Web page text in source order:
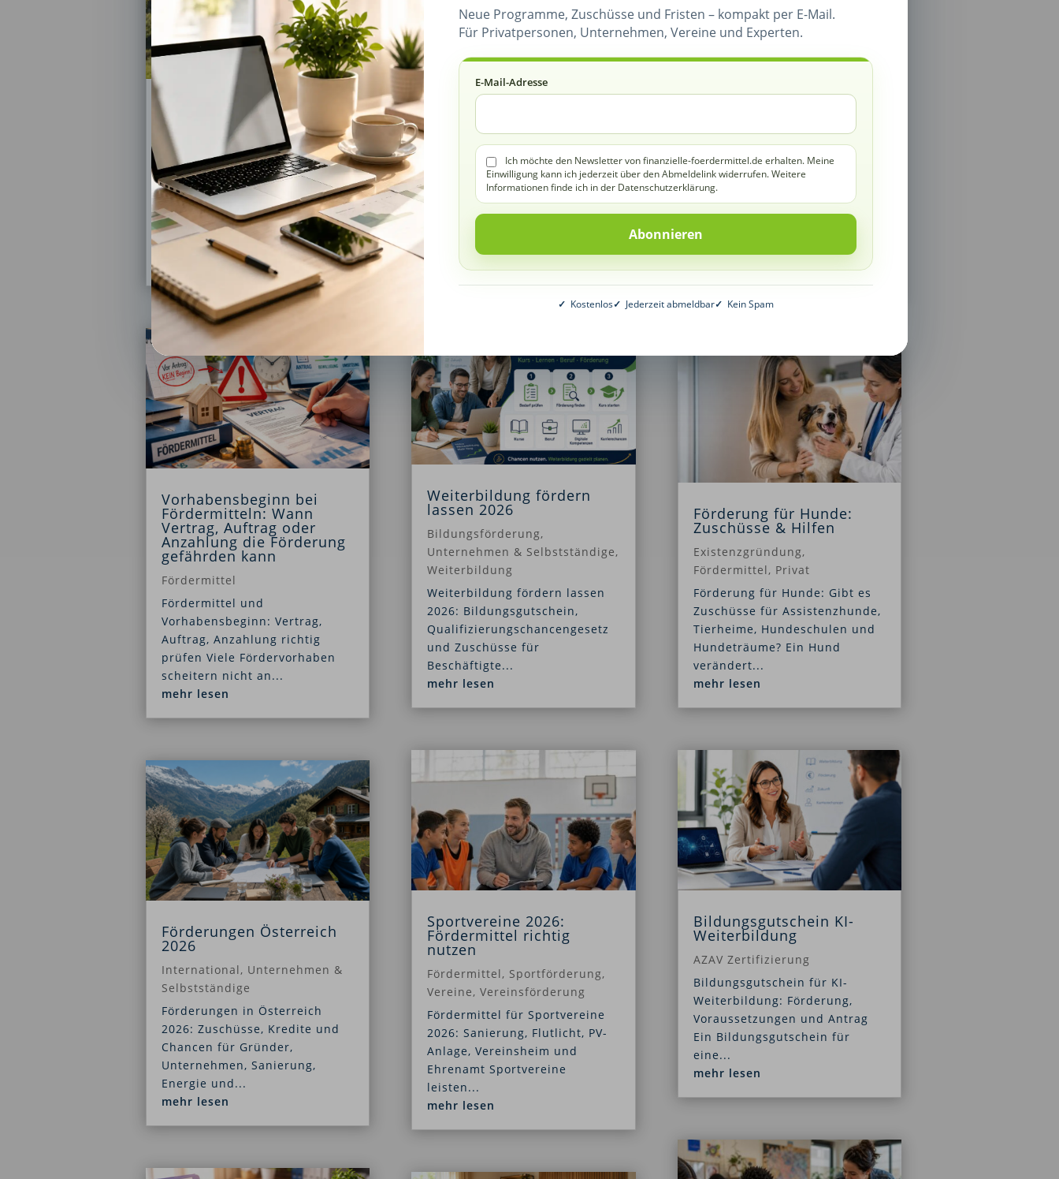
Tiny House Förderung:
KfW, BAFA & Zuschüsse
Energieeffizienz,Fördermittel,
Immobilien & Sanierung
Tiny House Förderung: Wie der
Traum vom kleinen Zuhause
finanziell möglich werden kann
Ein eigenes kleines Haus....
mehr lesen
Vorhabensbeginn bei
Fördermitteln: Wann
Vertrag, Auftrag oder
Anzahlung die Förderung
gefährden kann
Fördermittel
Fördermittel und
Vorhabensbeginn: Vertrag,
Auftrag, Anzahlung richtig
prüfen Viele Fördervorhaben
scheitern nicht an...
mehr lesen
Förderungen Österreich
2026
International, Unternehmen &
Selbstständige
Förderungen in Österreich
2026: Zuschüsse, Kredite und
Chancen für Gründer,
Unternehmen, Sanierung,
Energie und...
mehr lesen
Selbstversorgerhof
Förderung
Selbstversorgung
Unternehmen & Selbstständige
Eigener Selbstversorgerhof:
Förderungen, Finanzierung und
der Weg zum unabhängigen
Leben auf dem Land Ein
mehr lesen
Weiterbildung fördern
lassen 2026
Bildungsförderung,
Unternehmen & Selbstständige,
Weiterbildung
Weiterbildung fördern lassen
2026: Bildungsgutschein,
Qualifizierungschancengesetz
und Zuschüsse für
Beschäftigte...
mehr lesen
Sportvereine 2026:
Fördermittel richtig
nutzen
Fördermittel, Sportförderung,
Vereine,Vereinsförderung
Fördermittel für Sportvereine
2026: Sanierung, Flutlicht, PV-
Anlage, Vereinsheim und
Ehrenamt Sportvereine
leisten...
mehr lesen
Energieberatung,
Weiterbildung
Alles über Ausbildung,
Voraussetzungen und Beruf
Energieberater unterstützen
Eigentümer, Unternehmen,
Kommunen und...
Förderung für Hunde:
Zuschüsse & Hilfen
Existenzgründung,
Fördermittel, Privat
Förderung für Hunde: Gibt es
Zuschüsse für Assistenzhunde,
Tierheime, Hundeschulen und
Hundeträume? Ein Hund
verändert...
mehr lesen
Bildungsgutschein KI-
Weiterbildung
AZAV Zertifizierung
Bildungsgutschein für KI-
Weiterbildung: Förderung,
Voraussetzungen und Antrag
Ein Bildungsgutschein für
eine...
mehr lesen
Neue Programme, Zuschüsse und Fristen – kompakt per E-Mail.
Für Privatpersonen, Unternehmen, Vereine und Experten.
E-Mail-Adresse
Ich möchte den Newsletter von finanzielle-foerdermittel.de erhalten. Meine
Einwilligung kann ich jederzeit über den Abmeldelink widerrufen. Weitere
Informationen finde ich in der Datenschutzerklärung.
✓ Kostenlos✓ Jederzeit abmeldbar✓ Kein Spam